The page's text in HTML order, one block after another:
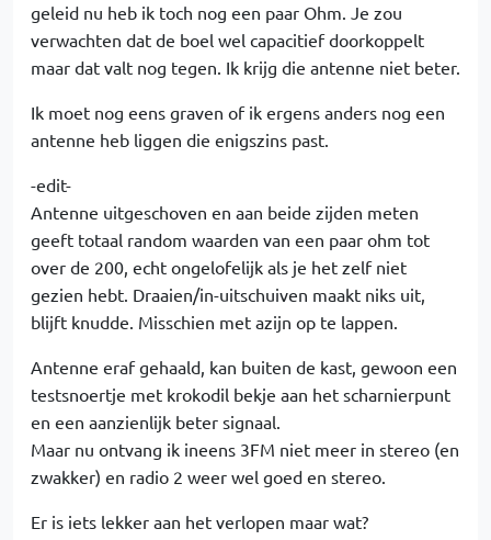
geleid nu heb ik toch nog een paar Ohm. Je zou
verwachten dat de boel wel capacitief doorkoppelt
maar dat valt nog tegen. Ik krijg die antenne niet beter.
Ik moet nog eens graven of ik ergens anders nog een
antenne heb liggen die enigszins past.
-edit-
Antenne uitgeschoven en aan beide zijden meten
geeft totaal random waarden van een paar ohm tot
over de 200, echt ongelofelijk als je het zelf niet
gezien hebt. Draaien/in-uitschuiven maakt niks uit,
blijft knudde. Misschien met azijn op te lappen.
Antenne eraf gehaald, kan buiten de kast, gewoon een
testsnoertje met krokodil bekje aan het scharnierpunt
en een aanzienlijk beter signaal.
Maar nu ontvang ik ineens 3FM niet meer in stereo (en
zwakker) en radio 2 weer wel goed en stereo.
Er is iets lekker aan het verlopen maar wat?